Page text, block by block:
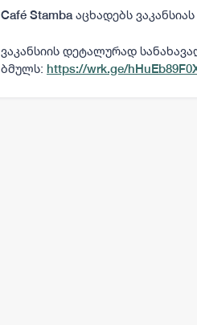
Café Stamba აცხადებს ვაკანსიას
ვაკანსიის დეტალურად
ბმულს: https://wrk.ge/